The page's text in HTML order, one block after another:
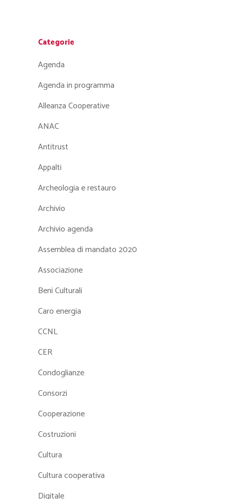
Categorie
Agenda
Agenda in programma
Alleanza Cooperative
ANAC
Antitrust
Appalti
Archeologia e restauro
Archivio
Archivio agenda
Assemblea di mandato 2020
Associazione
Beni Culturali
Caro energia
CCNL
CER
Condoglianze
Consorzi
Cooperazione
Costruzioni
Cultura
Cultura cooperativa
Digitale